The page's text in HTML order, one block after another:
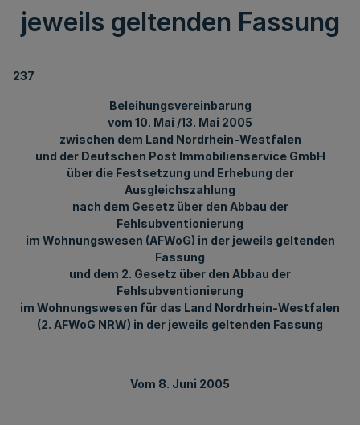
jeweils geltenden Fassung
237
Beleihungsvereinbarung
vom 10. Mai /13. Mai 2005
zwischen dem Land Nordrhein-Westfalen
und der Deutschen Post Immobilienservice GmbH
über die Festsetzung und Erhebung der
Ausgleichszahlung
nach dem Gesetz über den Abbau der
Fehlsubventionierung
im Wohnungswesen (AFWoG) in der jeweils geltenden
Fassung
und dem 2. Gesetz über den Abbau der
Fehlsubventionierung
im Wohnungswesen für das Land Nordrhein-Westfalen
(2. AFWoG NRW) in der jeweils geltenden Fassung
Vom 8. Juni 2005